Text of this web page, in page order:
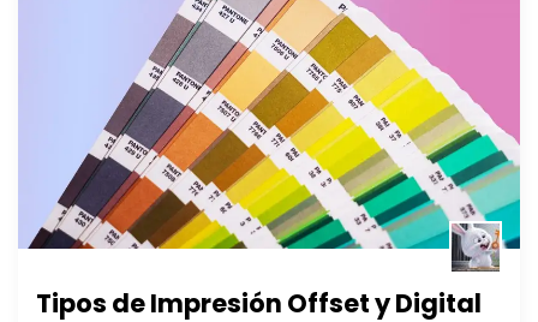
Tipos de Impresión Offset y Digital